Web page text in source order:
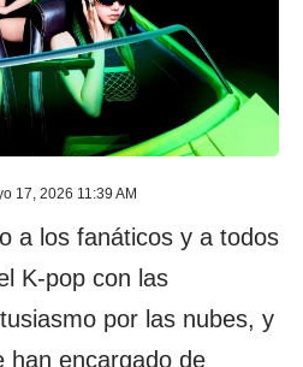
17, 2026 11:39 AM
a los fanáticos y a todos
K-pop con las
por las nubes, y
han encargado de